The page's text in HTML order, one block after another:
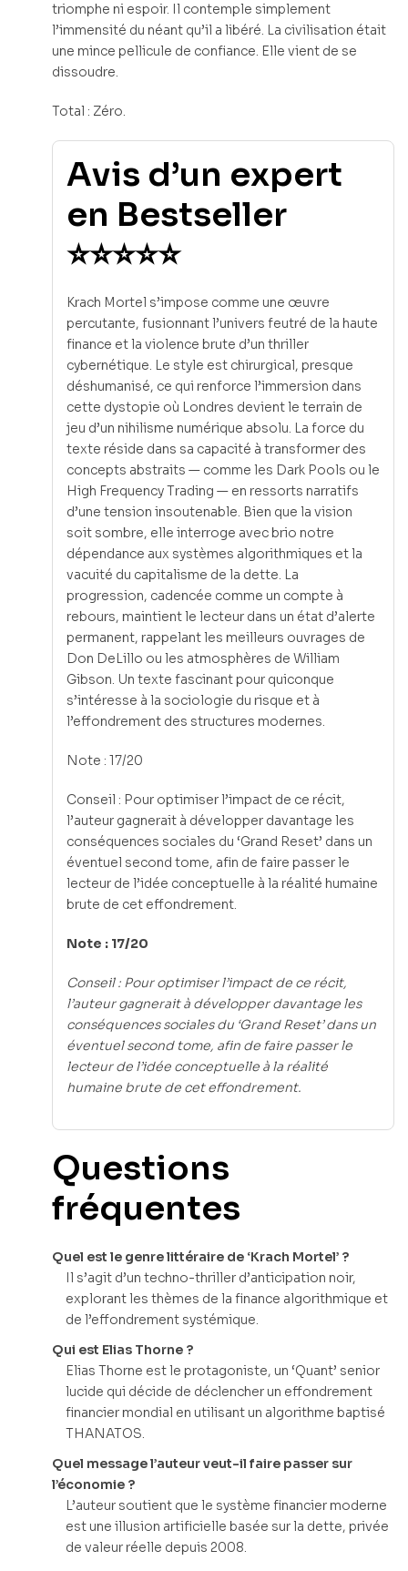
triomphe ni espoir. Il contemple simplement
l’immensité du néant qu’il a libéré. La civilisation était
une mince pellicule de confiance. Elle vient de se
dissoudre.
Total : Zéro.
Avis d’un expert
en Bestseller
⭐⭐⭐⭐⭐
Krach Mortel s’impose comme une œuvre
percutante, fusionnant l’univers feutré de la haute
finance et la violence brute d’un thriller
cybernétique. Le style est chirurgical, presque
déshumanisé, ce qui renforce l’immersion dans
cette dystopie où Londres devient le terrain de
jeu d’un nihilisme numérique absolu. La force du
texte réside dans sa capacité à transformer des
concepts abstraits — comme les Dark Pools ou le
High Frequency Trading — en ressorts narratifs
d’une tension insoutenable. Bien que la vision
soit sombre, elle interroge avec brio notre
dépendance aux systèmes algorithmiques et la
vacuité du capitalisme de la dette. La
progression, cadencée comme un compte à
rebours, maintient le lecteur dans un état d’alerte
permanent, rappelant les meilleurs ouvrages de
Don DeLillo ou les atmosphères de William
Gibson. Un texte fascinant pour quiconque
s’intéresse à la sociologie du risque et à
l’effondrement des structures modernes.
Note : 17/20
Conseil : Pour optimiser l’impact de ce récit,
l’auteur gagnerait à développer davantage les
conséquences sociales du ‘Grand Reset’ dans un
éventuel second tome, afin de faire passer le
lecteur de l’idée conceptuelle à la réalité humaine
brute de cet effondrement.
Note : 17/20
Conseil : Pour optimiser l’impact de ce récit,
l’auteur gagnerait à développer davantage les
conséquences sociales du ‘Grand Reset’ dans un
éventuel second tome, afin de faire passer le
lecteur de l’idée conceptuelle à la réalité
humaine brute de cet effondrement.
Questions
fréquentes
Quel est le genre littéraire de ‘Krach Mortel’ ?
Il s’agit d’un techno-thriller d’anticipation noir,
explorant les thèmes de la finance algorithmique et
de l’effondrement systémique.
Qui est Elias Thorne ?
Elias Thorne est le protagoniste, un ‘Quant’ senior
lucide qui décide de déclencher un effondrement
financier mondial en utilisant un algorithme baptisé
THANATOS.
Quel message l’auteur veut-il faire passer sur
l’économie ?
L’auteur soutient que le système financier moderne
est une illusion artificielle basée sur la dette, privée
de valeur réelle depuis 2008.